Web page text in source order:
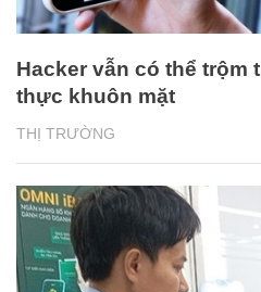
THỊ TRƯỜNG
Hacker vẫn có thể trộm
thực khuôn mặt